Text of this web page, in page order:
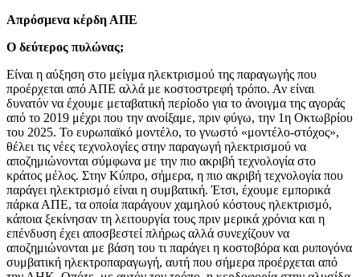
Απρόσμενα κέρδη ΑΠΕ
Ο δεύτερος πυλώνας;
Είναι η αύξηση στο μείγμα ηλεκτρισμού της παραγωγής που
προέρχεται από ΑΠΕ αλλά με κοστοστρεφή τρόπο. Αν είναι
δυνατόν να έχουμε μεταβατική περίοδο για το άνοιγμα της αγοράς
από το 2019 μέχρι που την ανοίξαμε, πριν φύγω, την 1η Οκτωβρίου
του 2025. Το ευρωπαϊκό μοντέλο, το γνωστό «μοντέλο-στόχος»,
θέλει τις νέες τεχνολογίες στην παραγωγή ηλεκτρισμού να
αποζημιώνονται σύμφωνα με την πιο ακριβή τεχνολογία στο
κράτος μέλος. Στην Κύπρο, σήμερα, η πιο ακριβή τεχνολογία που
παράγει ηλεκτρισμό είναι η συμβατική. Έτσι, έχουμε εμπορικά
πάρκα ΑΠΕ, τα οποία παράγουν χαμηλού κόστους ηλεκτρισμό,
κάποια ξεκίνησαν τη λειτουργία τους πριν μερικά χρόνια και η
επένδυση έχει αποσβεστεί πλήρως αλλά συνεχίζουν να
αποζημιώνονται με βάση του τι παράγει η κοστοβόρα και ρυπογόνα
συμβατική ηλεκτροπαραγωγή, αυτή που σήμερα προέρχεται από